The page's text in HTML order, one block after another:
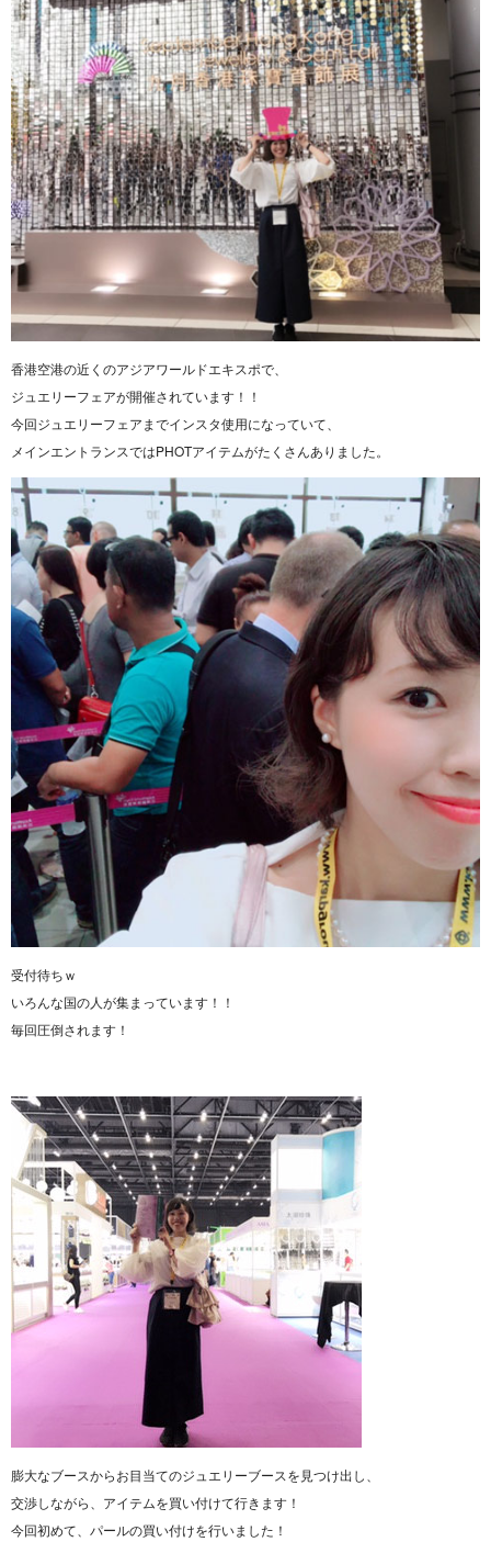
香港空港の近くのアジアワールドエキスポで、
ジュエリーフェアが開催されています！！
今回ジュエリーフェアまでインスタ使用になっていて、
メインエントランスではPHOTアイテムがたくさんありました。
受付待ちｗ
いろんな国の人が集まっています！！
毎回圧倒されます！
膨大なブースからお目当てのジュエリーブースを見つけ出し、
交渉しながら、アイテムを買い付けて行きます！
今回初めて、パールの買い付けを行いました！